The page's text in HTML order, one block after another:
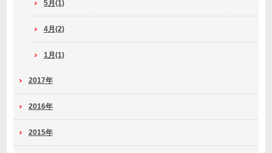
5月(1)
4月(2)
1月(1)
2017年
2016年
2015年